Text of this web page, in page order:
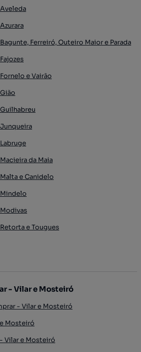
Ferreiró, Outeiro Maior e Parada
e Vairão
da Maia
e Canidelo
e Tougues
- Vilar e Mosteiró
- Vilar e Mosteiró
Mosteiró
Vilar e Mosteiró